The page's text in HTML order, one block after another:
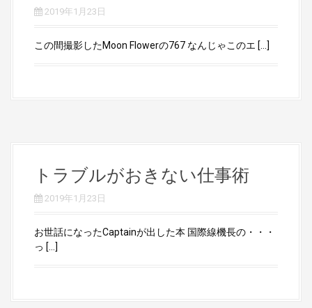
2019年1月23日
この間撮影したMoon Flowerの767 なんじゃこのエ […]
トラブルがおきない仕事術
2019年1月23日
お世話になったCaptainが出した本 国際線機長の・・・
っ […]